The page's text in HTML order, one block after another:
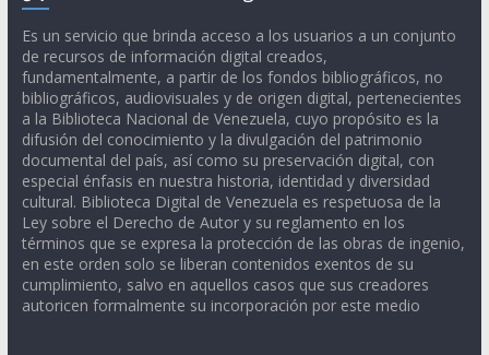
Es un servicio que brinda acceso a los usuarios a un conjunto
de recursos de información digital creados,
fundamentalmente, a partir de los fondos bibliográficos, no
bibliográficos, audiovisuales y de origen digital, pertenecientes
a la Biblioteca Nacional de Venezuela, cuyo propósito es la
difusión del conocimiento y la divulgación del patrimonio
documental del país, así como su preservación digital, con
especial énfasis en nuestra historia, identidad y diversidad
cultural. Biblioteca Digital de Venezuela es respetuosa de la
Ley sobre el Derecho de Autor y su reglamento en los
términos que se expresa la protección de las obras de ingenio,
en este orden solo se liberan contenidos exentos de su
cumplimiento, salvo en aquellos casos que sus creadores
autoricen formalmente su incorporación por este medio